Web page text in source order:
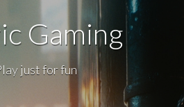
Gaming
just for fun